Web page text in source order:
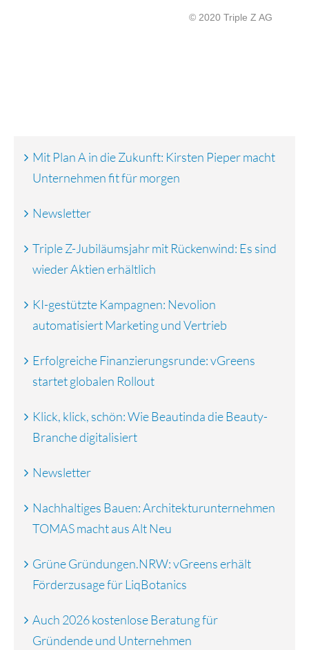
© 2020 Triple Z AG
Mit Plan A in die Zukunft: Kirsten Pieper macht
Unternehmen fit für morgen
Newsletter
Triple Z-Jubiläumsjahr mit Rückenwind: Es sind
wieder Aktien erhältlich
KI-gestützte Kampagnen: Nevolion
automatisiert Marketing und Vertrieb
Erfolgreiche Finanzierungsrunde: vGreens
startet globalen Rollout
Klick, klick, schön: Wie Beautinda die Beauty-
Branche digitalisiert
Newsletter
Nachhaltiges Bauen: Architekturunternehmen
TOMAS macht aus Alt Neu
Grüne Gründungen.NRW: vGreens erhält
Förderzusage für LiqBotanics
Auch 2026 kostenlose Beratung für
Gründende und Unternehmen